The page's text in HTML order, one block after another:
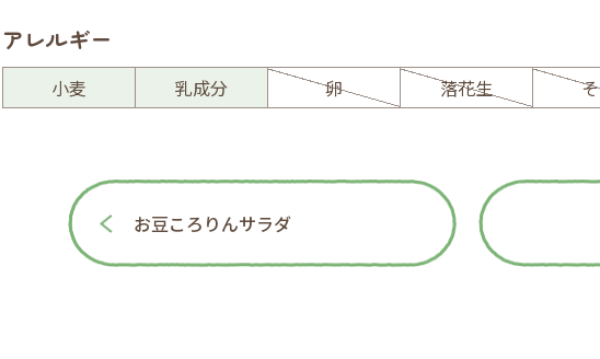
アレルギー
小麦 乳成分 卵 落花生
お豆ころりんサラダ